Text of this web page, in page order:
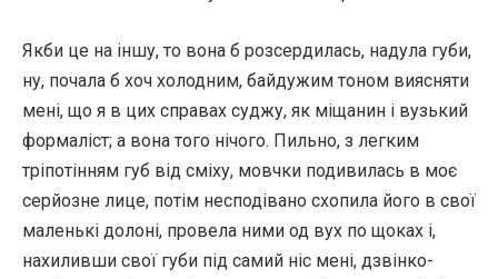
Якби це на іншу, то вона б розсердилась, надула губи,
ну, почала б хоч холодним, байдужим тоном виясняти
мені, що я в цих справах суджу, як міщанин і вузький
формаліст; а вона того нічого. Пильно, з легким
тріпотінням губ від сміху, мовчки подивилась в моє
серйозне лице, потім несподівано схопила його в свої
маленькі долоні, провела ними од вух по щоках і,
нахиливши свої губи під самий ніс мені, дзвінко-